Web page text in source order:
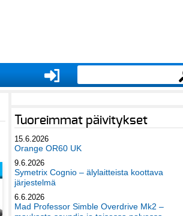
Tuoreimmat päivitykset
15.6.2026
Orange OR60 UK
9.6.2026
Symetrix Cognio – älylaitteista koottava
järjestelmä
6.6.2026
Mad Professor Simble Overdrive Mk2 –